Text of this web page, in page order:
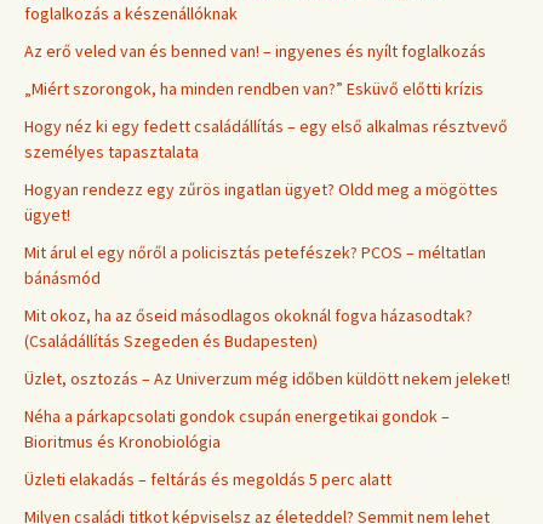
foglalkozás a készenállóknak
Az erő veled van és benned van! – ingyenes és nyílt foglalkozás
„Miért szorongok, ha minden rendben van?” Esküvő előtti krízis
Hogy néz ki egy fedett családállítás – egy első alkalmas résztvevő
személyes tapasztalata
Hogyan rendezz egy zűrös ingatlan ügyet? Oldd meg a mögöttes
ügyet!
Mit árul el egy nőről a policisztás petefészek? PCOS – méltatlan
bánásmód
Mit okoz, ha az őseid másodlagos okoknál fogva házasodtak?
(Családállítás Szegeden és Budapesten)
Üzlet, osztozás – Az Univerzum még időben küldött nekem jeleket!
Néha a párkapcsolati gondok csupán energetikai gondok –
Bioritmus és Kronobiológia
Üzleti elakadás – feltárás és megoldás 5 perc alatt
Milyen családi titkot képviselsz az életeddel? Semmit nem lehet